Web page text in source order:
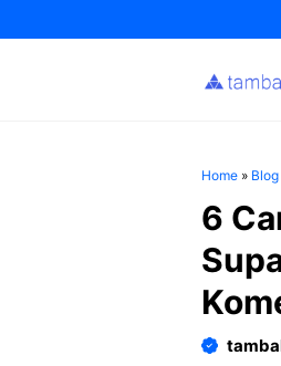
to
Home » Blog
6